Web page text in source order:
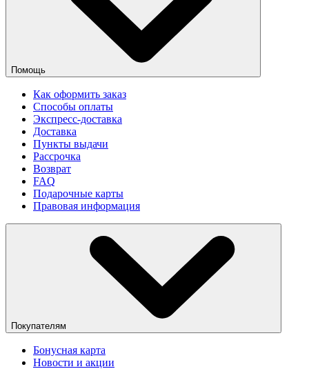
Помощь
Как оформить заказ
Способы оплаты
Экспресс-доставка
Доставка
Пункты выдачи
Рассрочка
Возврат
FAQ
Подарочные карты
Правовая информация
Покупателям
Бонусная карта
Новости и акции